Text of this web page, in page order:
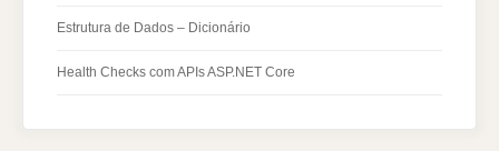
Estrutura de Dados – Dicionário
Health Checks com APIs ASP.NET Core